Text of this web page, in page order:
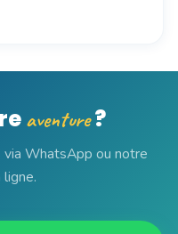
aventure?
WhatsApp ou notre